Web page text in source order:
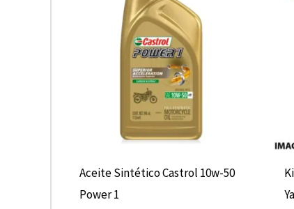
Aceite Sintético Castrol 10w-50
Power 1